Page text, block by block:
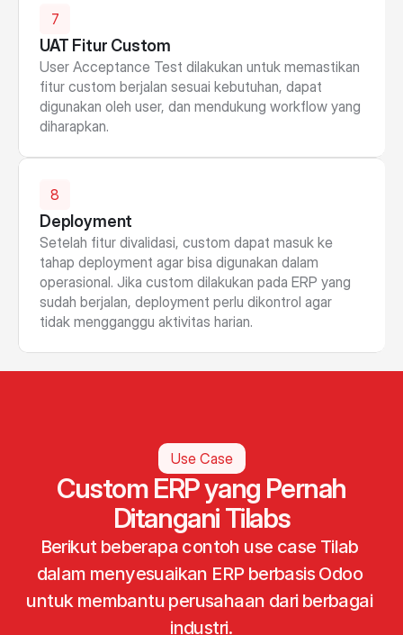
7
UAT Fitur Custom
User Acceptance Test dilakukan untuk memastikan
fitur custom berjalan sesuai kebutuhan, dapat
digunakan oleh user, dan mendukung workflow yang
diharapkan.
8
Deployment
Setelah fitur divalidasi, custom dapat masuk ke
tahap deployment agar bisa digunakan dalam
operasional. Jika custom dilakukan pada ERP yang
sudah berjalan, deployment perlu dikontrol agar
tidak mengganggu aktivitas harian.
Use Case
Custom ERP yang Pernah
Ditangani Tilabs
Berikut beberapa contoh use case Tilab
dalam menyesuaikan ERP berbasis Odoo
untuk membantu perusahaan dari berbagai
industri.